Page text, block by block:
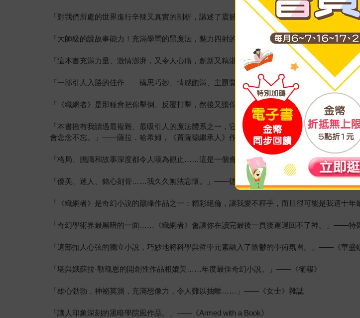
「對我們所處的世界進行辛辣又真實的剖析，講述了震撼人心的故事。」——泰瑞．布魯克斯
「大師級的說故事能力！充滿學問的黑魔法，魅力四射的情節，貫穿深刻的議題與豐富的想
「這本書充滿力量、激情澎湃，又令人心痛，創新又精湛，是黑暗學院派皇冠上的一顆璀璨
「一部引人入勝的佳作——構思巧妙、情感飽滿、主題豐富……強烈推薦！我全程都沉浸其
「《織網者》是那種會把你擊倒、反覆打擊，然後又讓你重新振作起來的書。我強烈推薦這
「本書擁有我讀過最複雜、最吸引人的魔法體系之一，它巧妙地將你帶入其社會核心那張殘
會念念不忘。」——薩拉．哈希姆，《賈薩德繼承人》作者
「格局、膽識和故事深度都令人嘆為觀止……這是一個會永遠改變你心靈的故事。」——安迪
「優美、迷人、銘心刻骨……我久久無法忘懷。」——德克．阿什頓，《諸神崛起》作者
「《織網者》是奇幻小說的巔峰作品之一：精彩絕倫，讓我愛不釋手，而且很可能是我這
「奇幻學術界最黑暗的一面……《織網者》會讓你在讀完最後一頁後遲遲回不了神。」——特
「這部扣人心弦的獨立小說，巧妙地將科學與哲學元素融入了陰鬱的學術氛圍。」——《華盛
「堪與娥蘇拉·勒瑰恩的開創性作品相媲美……年度最佳奇幻小說。」——《衛報》
「雄心勃勃，神祕莫測，充滿想像力，令人難以抽離……」——《女士》雜誌
「讓人印象深刻的黑暗學院風作品。」——《Armed with a Book》